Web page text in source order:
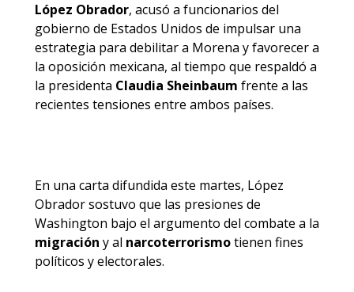
López Obrador, acusó a funcionarios del
gobierno de Estados Unidos de impulsar una
estrategia para debilitar a Morena y favorecer a
la oposición mexicana, al tiempo que respaldó a
la presidenta Claudia Sheinbaum frente a las
recientes tensiones entre ambos países.
En una carta difundida este martes, López
Obrador sostuvo que las presiones de
Washington bajo el argumento del combate a la
migración y al narcoterrorismotienen fines
políticos y electorales.